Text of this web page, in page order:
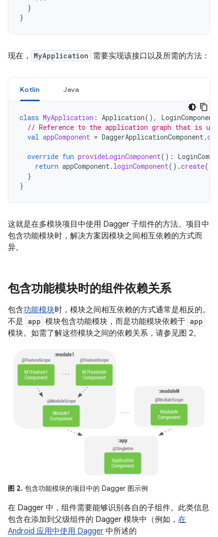
}
}
现在， MyApplication 需要实现该接口以及所需的方法：
Kotlin Java
class MyApplication : Application(),
// Reference to the application graph that is
val appComponent = DaggerApplicationComponent.
override fun provideLoginComponent():
return appComponent. loginComponent().create()
}
}
这就是在多模块项目中使用 Dagger 子组件的方法。项目中
包含功能模块时，解决方案因模块之间相互依赖的方式而
异。
包含功能模块时的组件依赖关系
包含功能模块时，模块之间相互依赖的方式通常是相反的。
不是 app 模块包含功能模块，而是功能模块依赖于 app
模块。如需了解这些模块之间的依赖关系，请参见图 2。
图 2. 包含功能模块的项目中的 Dagger 图示例
在 Dagger 中，组件需要能够识别各自的子组件。此类信息
包含在添加到父级组件的 Dagger 模块中（例如， 在
Android 应用中使用 Dagger 中所述的